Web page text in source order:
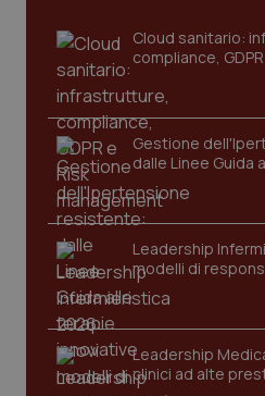
Cloud sanitario:
compliance,
Gestione
dalle Linee Guida
Leadership
modelli di
Leadership
clinici ad alte
tracking-sites-ironfish-
tracking-enable
tracking-sites-ironfish-
session-id
_ga